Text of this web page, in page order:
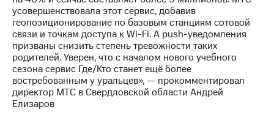
Контроль
и
аудит
Рынок
акций
Описание
Программа
приобретения
усовершенствовала этот сервис, добавив
геопозиционирование по базовым станциям сотовой
связи и точкам доступа к Wi-Fi. А push-уведомления
призваны снизить степень тревожности таких
родителей. Уверен, что с началом нового учебного
сезона сервис Где/Кто станет ещё более
востребованным у уральцев», — прокомментировал
директор МТС в Свердловской области Андрей
Елизаров